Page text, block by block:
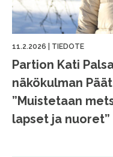
11.2.2026 TIEDOTE
Partion Kati
näkökulman
”Muistetaan
lapset ja nuoret”